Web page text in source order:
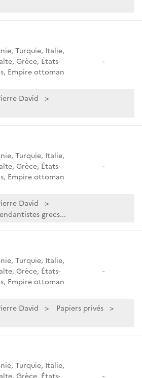
Turquie, Italie,
Grèce, États-
Empire ottoman
-
David
Turquie, Italie,
Grèce, États-
Empire ottoman
-
David
grecs...
Turquie, Italie,
Grèce, États-
Empire ottoman
-
David
Papiers privés
Turquie, Italie,
Grèce, États-
-